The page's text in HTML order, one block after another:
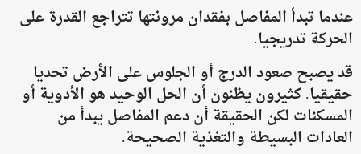
عندما تبدأ المفاصل بفقدان مرونتها تتراجع القدرة على
الحركة تدريجيا.
قد يصبح صعود الدرج أو الجلوس على الأرض تحديا
حقيقيا. كثيرون يظنون أن الحل الوحيد هو الأدوية أو
المسكنات لكن الحقيقة أن دعم المفاصل يبدأ من
العادات البسيطة والتغذية الصحيحة.